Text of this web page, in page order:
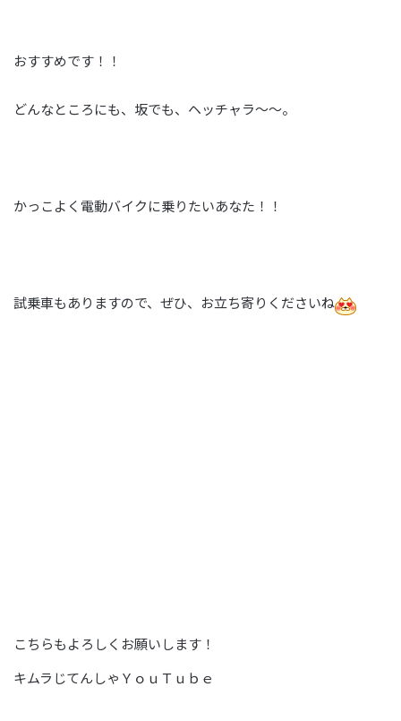
おすすめです！！
どんなところにも、坂でも、ヘッチャラ～～。
かっこよく電動バイクに乗りたいあなた！！
試乗車もありますので、ぜひ、お立ち寄りくださいね
こちらもよろしくお願いします！
キムラじてんしゃＹｏｕＴｕｂｅ